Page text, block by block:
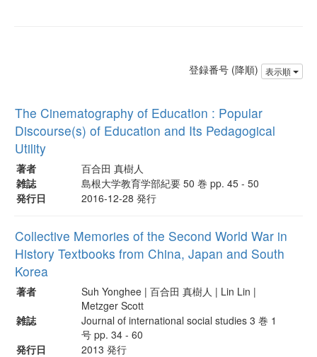
登録番号 (降順) 表示順
The Cinematography of Education : Popular
Discourse(s) of Education and Its Pedagogical
Utility
著者
百合田 真樹人
雑誌
島根大学教育学部紀要 50 巻 pp. 45 - 50
発行日
2016-12-28 発行
Collective Memories of the Second World War in
History Textbooks from China, Japan and South
Korea
著者
Suh Yonghee | 百合田 真樹人 | Lin Lin |
Metzger Scott
雑誌
Journal of international social studies 3 巻 1
号 pp. 34 - 60
発行日
2013 発行